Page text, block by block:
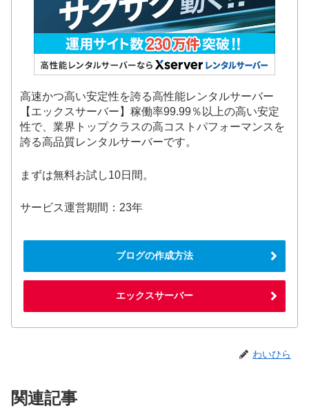
高速かつ高い安定性を誇る高性能レンタルサーバー
【エックスサーバー】稼働率99.99％以上の高い安定
性で、業界トップクラスの高コストパフォーマンスを
誇る高品質レンタルサーバーです。
まずは無料お試し10日間。
サービス運営期間：23年
ブログの作成方法
エックスサーバー
わいひら
関連記事